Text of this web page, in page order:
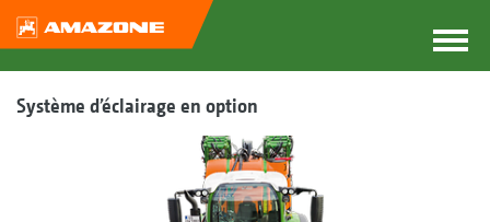
Système d’éclairage en option